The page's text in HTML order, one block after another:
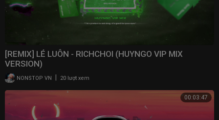
[REMIX] LÉ LUÔN - RICHCHOI (HUYNGO VIP MIX
VERSION)
NONSTOP VN 20 lượt xem
00:03:47